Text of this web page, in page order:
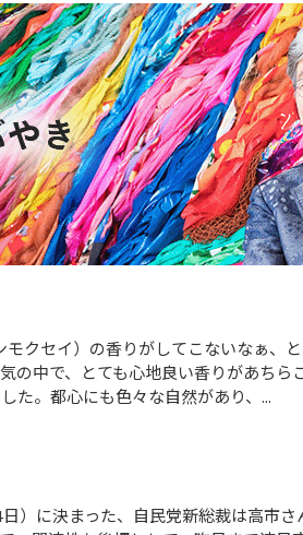
の中で、とても心地良い香りがあちら
た。都心にも色々な自然があり、...